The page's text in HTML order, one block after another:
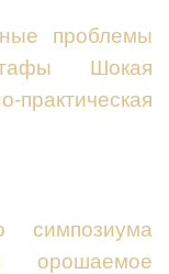
проблемы
Шокая
симпозиума
орошаемое